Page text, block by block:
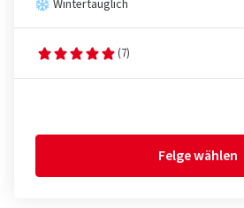
Wintertauglich
(7)
Felge wählen